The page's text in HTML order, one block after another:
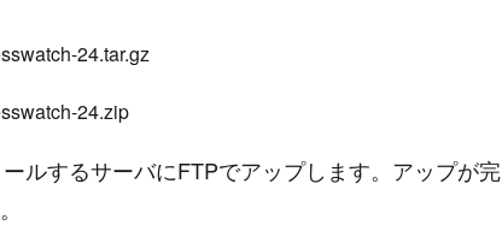
24.tar.gz
ルするサーバにFTPでアップします。アップが完